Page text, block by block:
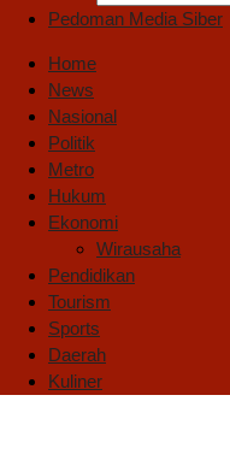
Pedoman Media Siber
Home
News
Nasional
Politik
Metro
Hukum
Ekonomi
Wirausaha
Pendidikan
Tourism
Sports
Daerah
Kuliner